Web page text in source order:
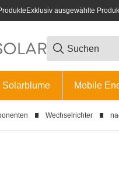
Exklusiv ausgewählte
Solarblume Mobile
Wechselrichter